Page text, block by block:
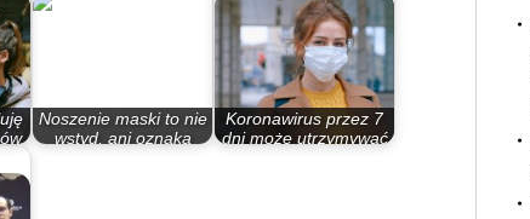
Noszenie maski to nie
wstyd, ani oznaka
Koronawirus przez 7
dni może utrzymywać